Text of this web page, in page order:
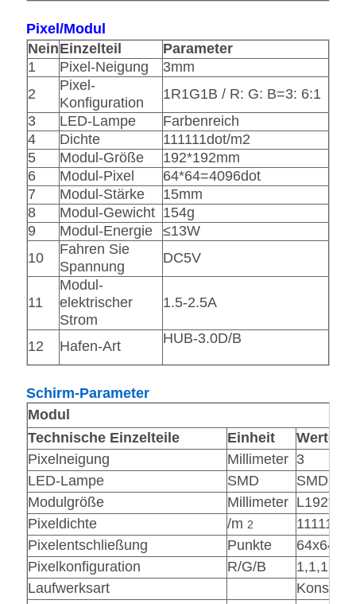
Pixel/Modul
NeinEinzelteil
Parameter
1
Pixel-Neigung
3mm
2
Pixel-
Konfiguration
1R1G1B / R: G: B=3: 6:1
3
LED-Lampe
Farbenreich
4
Dichte
111111dot/m2
5
Modul-Größe
192*192mm
6
Modul-Pixel
64*64=4096dot
7
Modul-Stärke
15mm
8
Modul-Gewicht 154g
9
Modul-Energie
≤13W
10
Fahren Sie
Spannung
DC5V
11
Modul-
elektrischer
Strom
1.5-2.5A
12 Hafen-Art HUB-3.0D/B
Schirm-Parameter
Modul
TechnischeEinzelteile Einheit
Werte
Pixelneigung
Millimeter 3
LED-Lampe
SMD
Modulgröße
Millimeter
Pixeldichte
/m 2
111111
Pixelentschließung
Punkte
Pixelkonfiguration
R/G/B
1,1,1
Laufwerksart